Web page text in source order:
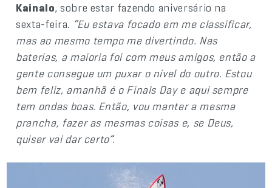
Kainalo, sobre estar fazendo aniversário na
sexta-feira. “Eu estava focado em me classificar,
mas ao mesmo tempo me divertindo. Nas
baterias, a maioria foi com meus amigos, então a
gente consegue um puxar o nível do outro. Estou
bem feliz, amanhã é o Finals Day e aqui sempre
tem ondas boas. Então, vou manter a mesma
prancha, fazer as mesmas coisas e, se Deus,
quiser vai dar certo”.